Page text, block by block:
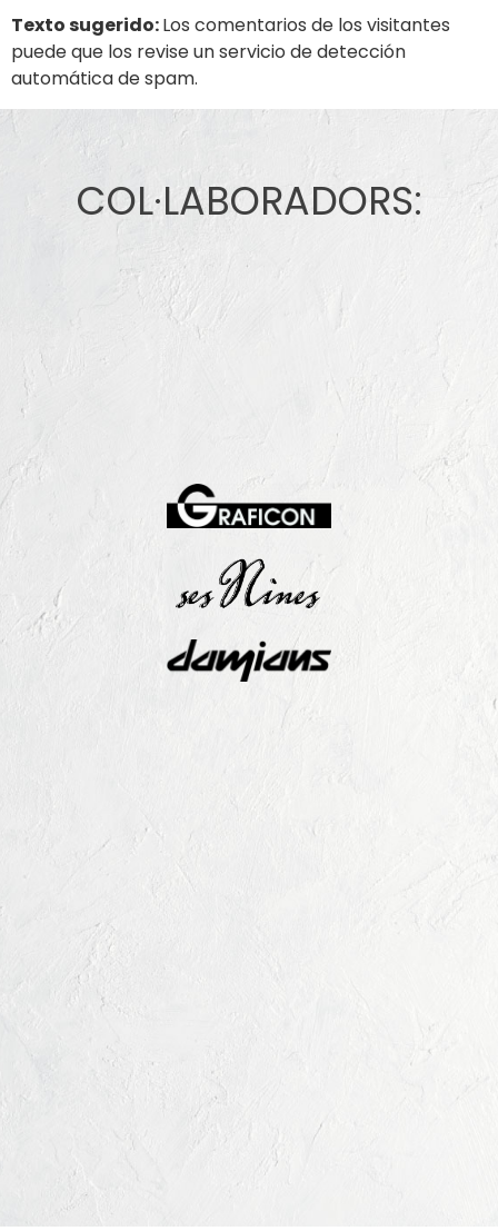
Texto sugerido:Los comentarios de los visitantes
puede que los revise un servicio de detección
automática de spam.
COL·LABORADORS: